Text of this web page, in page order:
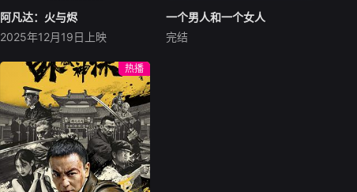
阿凡达：火与烬
萨姆·沃辛顿
佐伊·索尔达娜
影片聚焦杰克·萨利与奈蒂莉一
家的命运起伏，在前作的情感
余波之上，深刻描绘一个家族
在战火中如何成长、并共同守
护血脉相连的情感纽带的历
程，从而将故事推向更具张力
的全新维度。此外，潘多拉的
阿凡达：火与烬
2025年12月19日上映
一个男人和一个女人
黄渤
一个男人和一个女人
完结
热播